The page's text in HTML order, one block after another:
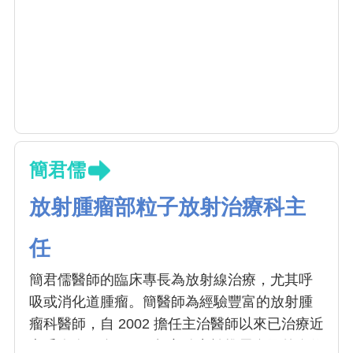
簡君儒
放射腫瘤部粒子放射治療科主
任
簡君儒醫師的臨床專長為放射線治療，尤其呼
吸或消化道腫瘤。簡醫師為經驗豐富的放射腫
瘤科醫師，自 2002 擔任主治醫師以來已治療近